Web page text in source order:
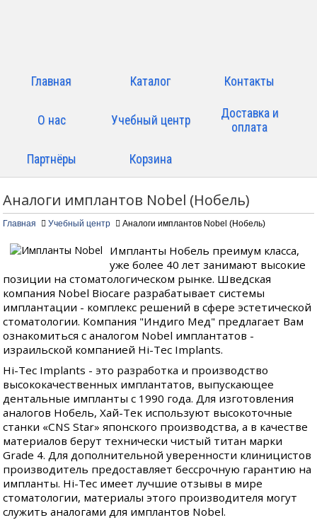
Главная Каталог Контакты
О нас Учебный центр
Доставка и
оплата
Партнёры Корзина
Аналоги имплантов Nobel (Нобель)
Главная Учебный центр Аналоги имплантов Nobel (Нобель)
Импланты Нобель преимум класса,
уже более 40 лет занимают высокие
позиции на стоматологическом рынке. Шведская
компания Nobel Biocare разрабатывает системы
имплантации - комплекс решений в сфере эстетической
стоматологии. Компания "Индиго Мед" предлагает Вам
ознакомиться с аналогом Nobel имплантатов -
израильской компанией Hi-Tec Implants.
Hi-Tec Implants - это разработка и производство
высококачественных имплантатов, выпускающее
дентальные импланты с 1990 года. Для изготовления
аналогов Нобель, Хай-Тек используют высокоточные
станки «CNS Star» японского производства, а в качестве
материалов берут технически чистый титан марки
Grade 4. Для дополнительной уверенности клиницистов
производитель предоставляет бессрочную гарантию на
импланты. Hi-Tec имеет лучшие отзывы в мире
стоматологии, материалы этого производителя могут
служитьаналогами для имплантов Nobel.